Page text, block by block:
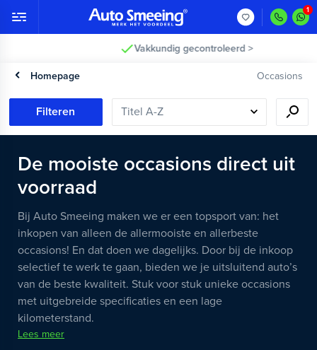
Vakkundig gecontroleerd >
Homepage Occasions
Filteren
De mooiste occasions direct uit
voorraad
Bij Auto Smeeing maken we er een topsport van: het
inkopen van alleen de allermooiste en allerbeste
occasions! En dat doen we dagelijks. Door bij de inkoop
selectief te werk te gaan, bieden we je uitsluitend auto’s
van de beste kwaliteit. Stuk voor stuk unieke occasions
met uitgebreide specificaties en een lage
kilometerstand.
Lees meer